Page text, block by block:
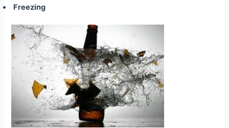
Freezing